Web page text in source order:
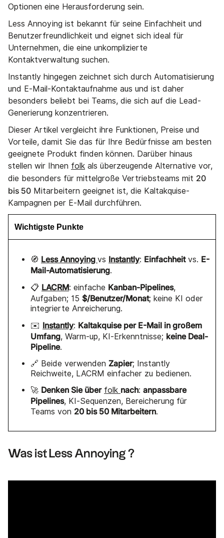
Optionen eine Herausforderung sein.
Less Annoying ist bekannt für seine Einfachheit und
Benutzerfreundlichkeit und eignet sich ideal für
Unternehmen, die eine unkomplizierte
Kontaktverwaltung suchen.
Instantly hingegen zeichnet sich durch Automatisierung
und E-Mail-Kontaktaufnahme aus und ist daher
besonders beliebt bei Teams, die sich auf die Lead-
Generierung konzentrieren.
Dieser Artikel vergleicht ihre Funktionen, Preise und
Vorteile, damit Sie das für Ihre Bedürfnisse am besten
geeignete Produkt finden können. Darüber hinaus
stellen wir Ihnen folk als überzeugende Alternative vor,
die besonders für mittelgroße Vertriebsteams mit 20
bis 50 Mitarbeitern geeignet ist, die Kaltakquise-
Kampagnen per E-Mail durchführen.
Wichtigste Punkte
🧭 Less Annoying vs Instantly: Einfachheitvs. E-
Mail-Automatisierung.
📋 LACRM: einfache Kanban-Pipelines,
Aufgaben; 15 $/Benutzer/Monat; keine KI oder
integrierte Anreicherung.
✉️ Instantly: Kaltakquise per E-Mail in großem
Umfang, Warm-up, KI-Erkenntnisse; keine Deal-
Pipeline.
🔗 Beide verwenden Zapier; Instantly
Reichweite, LACRM einfacher zu bedienen.
🚀 Denken Sie über folk nach: anpassbare
Pipelines, KI-Sequenzen, Bereicherung für
Teams von 20 bis 50 Mitarbeitern.
Was ist Less Annoying ?